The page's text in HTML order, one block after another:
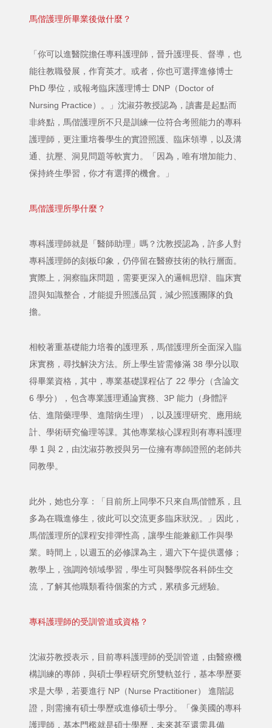
馬偕護理所畢業後做什麼？
「你可以進醫院擔任專科護理師，晉升護理長、督導，也
能往教職發展，作育英才。或者，你也可選擇進修博士
PhD 學位，或報考臨床護理博士 DNP（Doctor of
Nursing Practice）。」沈淑芬教授認為，讀書是起點而
非終點，馬偕護理所不只是訓練一位符合考照能力的專科
護理師，更注重培養學生的實證照護、臨床領導，以及溝
通、抗壓、洞見問題等軟實力。「因為，唯有增加能力、
保持終生學習，你才有選擇的機會。」
馬偕護理所學什麼？
專科護理師就是「醫師助理」嗎？沈教授認為，許多人對
專科護理師的刻板印象，仍停留在醫療技術的執行層面。
實際上，洞察臨床問題，需要更深入的邏輯思辯、臨床實
證與知識整合，才能提升照護品質，減少照護團隊的負
擔。
相較著重基礎能力培養的護理系，馬偕護理所全面深入臨
床實務，尋找解決方法。所上學生皆需修滿 38 學分以取
得畢業資格，其中，專業基礎課程佔了 22 學分（含論文
6 學分），包含專業護理通論實務、3P 能力（身體評
估、進階藥理學、進階病生理），以及護理研究、應用統
計、學術研究倫理等課。其他專業核心課程則有專科護理
學 1 與 2，由沈淑芬教授與另一位擁有專師證照的老師共
同教學。
此外，她也分享：「目前所上同學不只來自馬偕體系，且
多為在職進修生，彼此可以交流更多臨床狀況。」因此，
馬偕護理所的課程安排彈性高，讓學生能兼顧工作與學
業。時間上，以週五的必修課為主，週六下午提供選修；
教學上，強調跨領域學習，學生可與醫學院各科師生交
流，了解其他職類看待個案的方式，累積多元經驗。
專科護理師的受訓管道或資格？
沈淑芬教授表示，目前專科護理師的受訓管道，由醫療機
構訓練的專師，與碩士學程研究所雙軌並行，基本學歷要
求是大學，若要進行 NP（Nurse Practitioner） 進階認
證，則需擁有碩士學歷或進修碩士學分。「像美國的專科
護理師，基本門檻就是碩士學歷，未來甚至還需具備